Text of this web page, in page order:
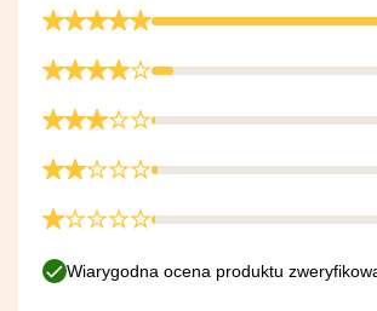
Wiarygodna ocena produktu